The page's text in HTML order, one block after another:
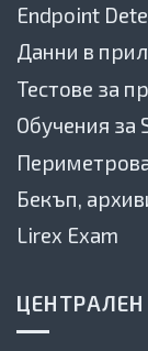
Endpoint
Данни в
Тестове за
Обучения за
Бекъп,
Lirex Exam